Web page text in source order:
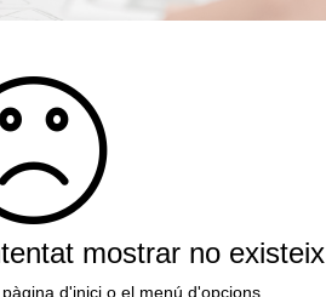
mostrar no existeix
d'inici o el menú d'opcions